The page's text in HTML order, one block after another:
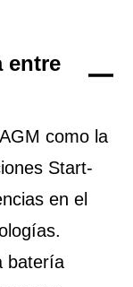
entre
como la
Start-
en el
batería